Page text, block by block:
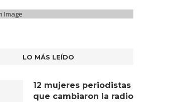
LO MÁS LEÍDO
12 mujeres periodistas
que cambiaron la radio